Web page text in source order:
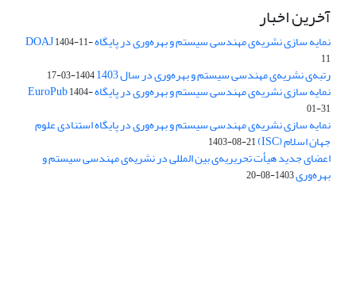
آخرین اخبار
نمایه سازی نشریه‌ی مهندسی سیستم و بهره‌وری در پایگاه DOAJ1404-11-
11
رتبه‌ی نشریه‌ی مهندسی سیستم و بهره‌وری در سال 1403 1404-03-17
نمایه سازی نشریه‌ی مهندسی سیستم و بهره‌وری در پایگاه EuroPub1404-
01-31
نمایه سازی نشریه‌ی مهندسی سیستم و بهره‌وری در پایگاه استنادی علوم
جهان اسلام (ISC) 1403-08-21
اعضای جدید هیأت تحریریه‌ی بین المللی در نشریه‌ی مهندسی سیستم و
بهره‌وری1403-08-20